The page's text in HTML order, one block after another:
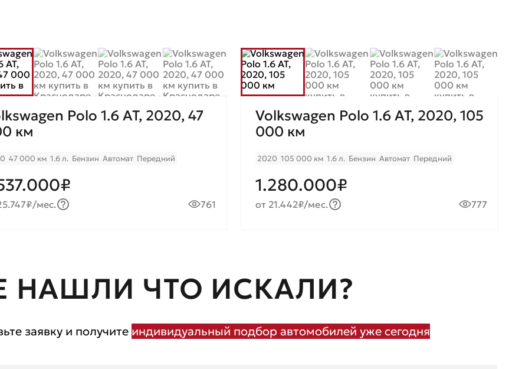
Polo 1.6 AT, 2020, 47
км
47 000 км 1.6 л. Бензин Автомат Передний
мес. 761
Volkswagen Polo 1.6 AT, 2020, 105
000 км
2020 105 000 км 1.6 л. Бензин Автомат Передний
1.280.000₽
от 21.442₽/мес. 777
НАШЛИ ЧТО ИСКАЛИ?
заявку и получите индивидуальный подбор автомобилей уже сегодня